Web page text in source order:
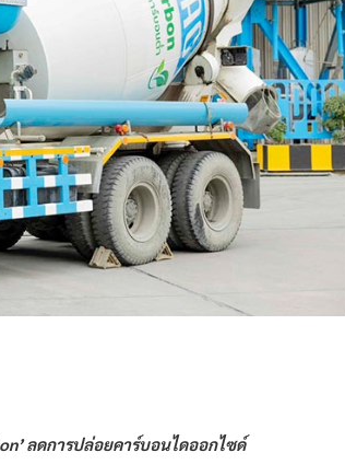
ลดการปล่อยคาร์บอนไดออกไซด์